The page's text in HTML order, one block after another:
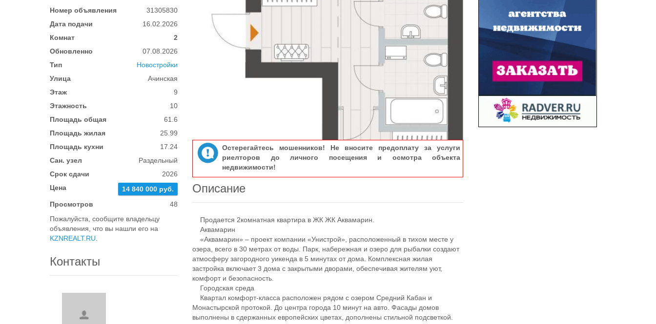
Номер объявления
31305830
Дата подачи
16.02.2026
Комнат
2
Обновленно
07.08.2026
Тип
Новостройки
Улица
Ачинская
Этаж
9
Этажность
10
Площадь общая
61.6
Площадь жилая
25.99
Площадь кухни
17.24
Сан. узел
Раздельный
Срок сдачи
2026
Цена
14 840 000 руб.
Просмотров
48
Пожалуйста, сообщите владельцу
объявления, что вы нашли его на
KZNREALT.RU
Контакты
Остерегайтесь мошенников! Не вносите предоплату за услуги
риелторов до личного посещения и осмотра объекта
недвижимости!
Описание
Продается 2комнатная квартира в ЖК ЖК Аквамарин.
Аквамарин
«Аквамарин» – проект компании «Унистрой», расположенный в тихом месте у
озера, всего в 30 метрах от воды. Парк, набережная и озеро для рыбалки создают
атмосферу загородного уикенда в 5 минутах от дома. Комплексная жилая
застройка включает 3 дома с закрытыми дворами, обеспечивая жителям уют,
комфорт и безопасность.
Городская среда
Квартал комфорт-класса расположен рядом с озером Средний Кабан и
Монастырской протокой. До центра города 10 минут на авто. Фасады домов
выполнены в сдержанных европейских цветах, дополнены стильной подсветкой.